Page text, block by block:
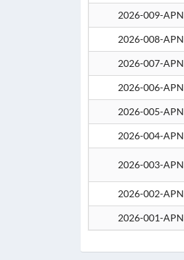
2026-009-APN
2026-008-APN
2026-007-APN
2026-006-APN
2026-005-APN
2026-004-APN
2026-003-APN
2026-002-APN
2026-001-APN